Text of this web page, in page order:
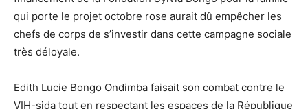
qui porte le projet octobre rose aurait dû empêcher les
chefs de corps de s’investir dans cette campagne sociale
très déloyale.
Edith Lucie Bongo Ondimba faisait son combat contre le
VIH-sida tout en respectant les espaces de la République